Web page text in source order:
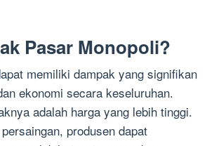
Pasar Monopoli?
memiliki dampak yang signifikan
ekonomi secara keseluruhan.
adalah harga yang lebih tinggi.
produsen dapat